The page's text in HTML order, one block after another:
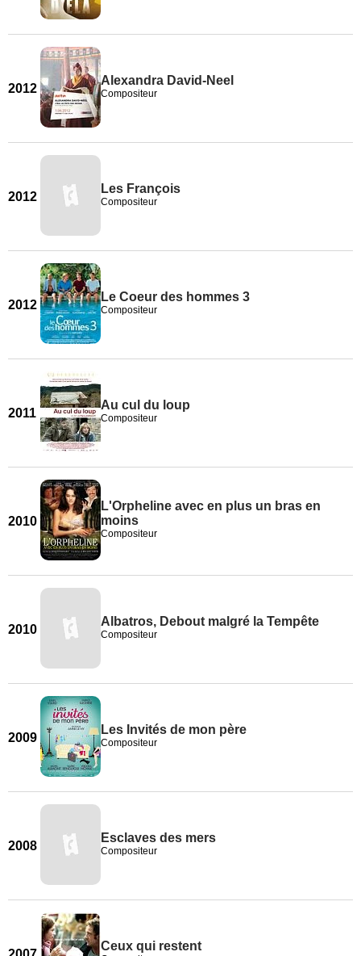
2012
Alexandra David-Neel
Compositeur
2012
Les François
Compositeur
2012
Le Coeur des hommes 3
Compositeur
2011
Au cul du loup
Compositeur
2010
L'Orpheline avec en plus un bras en
moins
Compositeur
2010
Albatros, Debout malgré la Tempête
Compositeur
2009
Les Invités de mon père
Compositeur
2008
Esclaves des mers
Compositeur
Ceux qui restent